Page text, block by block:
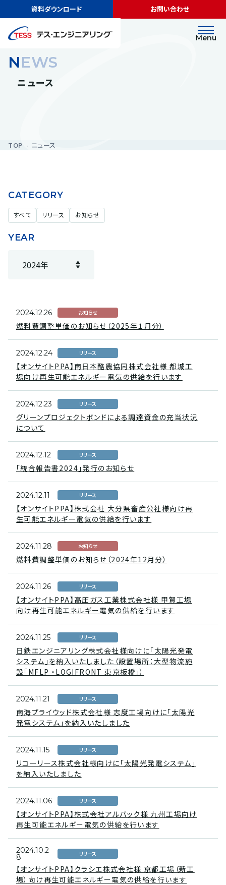
資料ダウンロード お問い合わせ
Menu
NEWS
ニュース
TOP ニュース
CATEGORY
すべて リリース お知らせ
YEAR
2024.12.26 お知らせ
燃料費調整単価のお知らせ（2025年１月分）
2024.12.24 リリース
【オンサイトPPA】南日本酪農協同株式会社様 都城工
場向け再生可能エネルギー電気の供給を行います
2024.12.23 リリース
グリーンプロジェクトボンドによる調達資金の充当状況
について
2024.12.12 リリース
「統合報告書2024」発行のお知らせ
2024.12.11 リリース
【オンサイトPPA】株式会社 大分県畜産公社様向け再
生可能エネルギー電気の供給を行います
2024.11.28 お知らせ
燃料費調整単価のお知らせ（2024年12月分）
2024.11.26 リリース
【オンサイトPPA】高圧ガス工業株式会社様 甲賀工場
向け再生可能エネルギー電気の供給を行います
2024.11.25 リリース
日鉄エンジニアリング株式会社様向けに「太陽光発電
システム」を納入いたしました（設置場所：大型物流施
設「MFLP ・LOGIFRONT 東京板橋」）
2024.11.21 リリース
南海プライウッド株式会社様 志度工場向けに「太陽光
発電システム」を納入いたしました
2024.11.15 リリース
リコーリース株式会社様向けに「太陽光発電システム」
を納入いたしました
2024.11.06 リリース
【オンサイトPPA】株式会社アルバック様 九州工場向け
再生可能エネルギー電気の供給を行います
2024.10.2
8 リリース
【オンサイトPPA】クラシエ株式会社様 京都工場（新工
場）向け再生可能エネルギー電気の供給を行います